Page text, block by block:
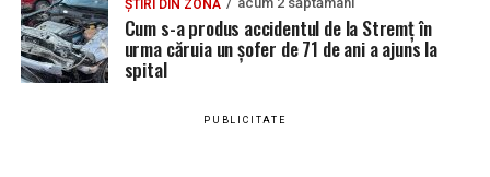
Adaugă teiusinfo.ro ca sursă
ȘTIRI DIN ZONĂ
Cum s-a produs accidentul de la Stremț în
urma căruia un șofer de 71 de ani a ajuns la
spital
PUBLICITATE